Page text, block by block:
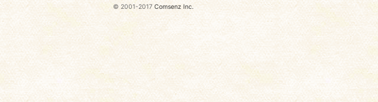
© 2001-2017Comsenz Inc.